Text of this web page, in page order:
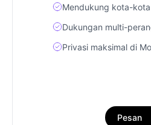
Mendukung kota-
Dukungan multi-
Privasi maksimal di
Pesan